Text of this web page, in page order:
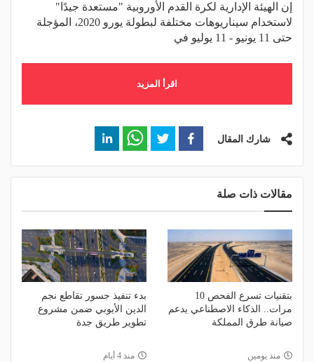
إن الهيئة الإدارية لكرة القدم الأوروبية "مستعدة جيدًا"
لاستخدام سيناريوهات مختلفة لبطولة يورو 2020، المؤجلة
حتى 11 يونيو - 11 يوليو في
اقرأ المزيد
شارك المقال
مقالات ذات صلة
بتقنيات تسرع الفحص 10
مرات.. الذكاء الاصطناعي يدعم
صيانة طرق المملكة
منذ يومين
بدء تنفيذ جسور تقاطع نجم
الدين الأيوبي ضمن مشروع
تطوير طريق جدة
منذ 4 أيام